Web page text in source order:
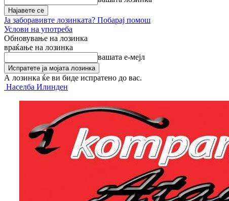
Ја заборавивте лозинката? Побарај помош
Услови на употреба
Обновување на лозинка
враќање на лозинка
вашата е-мејл
А лозинка ќе ви биде испратено до вас.
Населба Илинден